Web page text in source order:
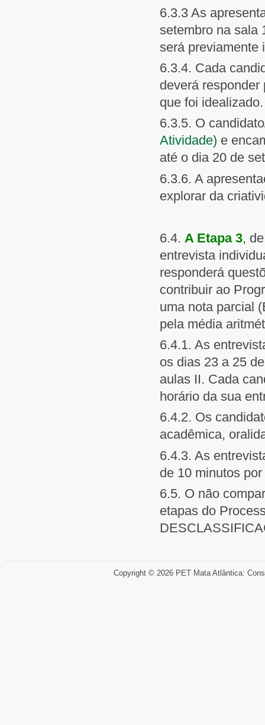
6.3.3 As
setembro na sala
será previamente
6.3.4. Cada
deverá
que foi idealizado.
6.3.5. O
Atividade) e
até o dia 20 de
6.3.6. A
explorar da
6.4. A Etapa 3,
entrevista
responderá
contribuir ao
uma nota parcial
pela média
6.4.1. As
os dias 23 a 25
aulas II. Cada
horário da sua
6.4.2. Os
acadêmica,
6.4.3. As
de 10 minutos
6.5. O não
etapas do
Copyright © 2026 PET Mata Atlântica: